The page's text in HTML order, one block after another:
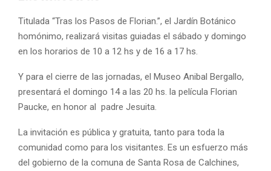
Titulada “Tras los Pasos de Florian.”, el Jardín Botánico
homónimo, realizará visitas guiadas el sábado y domingo
en los horarios de 10 a 12 hs y de 16 a 17 hs.
Y para el cierre de las jornadas, el Museo Anibal Bergallo,
presentará el domingo 14 a las 20 hs. la película Florian
Paucke, en honor al padre Jesuita.
La invitación es pública y gratuita, tanto para toda la
comunidad como para los visitantes. Es un esfuerzo más
del gobierno de la comuna de Santa Rosa de Calchines,